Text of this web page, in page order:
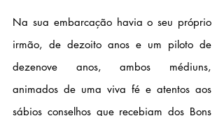
Na sua embarcação havia o seu próprio
irmão, de dezoito anos e um piloto de
dezenove anos, ambos médiuns,
animados de uma viva fé e atentos aos
sábios conselhos que recebiam dos Bons